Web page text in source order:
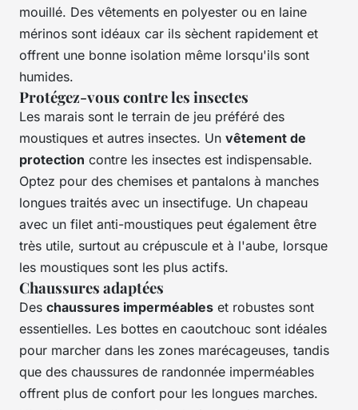
mouillé. Des vêtements en polyester ou en laine
mérinos sont idéaux car ils sèchent rapidement et
offrent une bonne isolation même lorsqu'ils sont
humides.
Protégez-vous contre les insectes
Les marais sont le terrain de jeu préféré des
moustiques et autres insectes. Un vêtement de
protection contre les insectes est indispensable.
Optez pour des chemises et pantalons à manches
longues traités avec un insectifuge. Un chapeau
avec un filet anti-moustiques peut également être
très utile, surtout au crépuscule et à l'aube, lorsque
les moustiques sont les plus actifs.
Chaussures adaptées
Des chaussures imperméables et robustes sont
essentielles. Les bottes en caoutchouc sont idéales
pour marcher dans les zones marécageuses, tandis
que des chaussures de randonnée imperméables
offrent plus de confort pour les longues marches.